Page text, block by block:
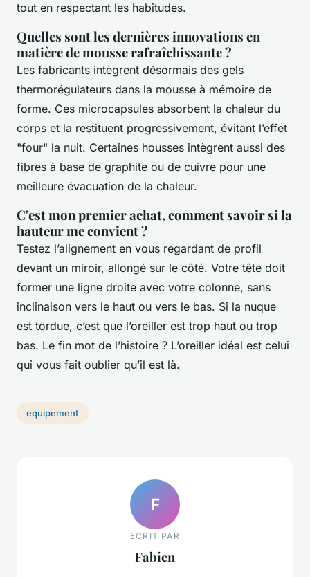
tout en respectant les habitudes.
Quelles sont les dernières innovations en
matière de mousse rafraîchissante ?
Les fabricants intègrent désormais des gels
thermorégulateurs dans la mousse à mémoire de
forme. Ces microcapsules absorbent la chaleur du
corps et la restituent progressivement, évitant l’effet
"four" la nuit. Certaines housses intègrent aussi des
fibres à base de graphite ou de cuivre pour une
meilleure évacuation de la chaleur.
C'est mon premier achat, comment savoir si la
hauteur me convient ?
Testez l’alignement en vous regardant de profil
devant un miroir, allongé sur le côté. Votre tête doit
former une ligne droite avec votre colonne, sans
inclinaison vers le haut ou vers le bas. Si la nuque
est tordue, c’est que l’oreiller est trop haut ou trop
bas. Le fin mot de l’histoire ? L’oreiller idéal est celui
qui vous fait oublier qu’il est là.
equipement
F
ECRIT PAR
Fabien